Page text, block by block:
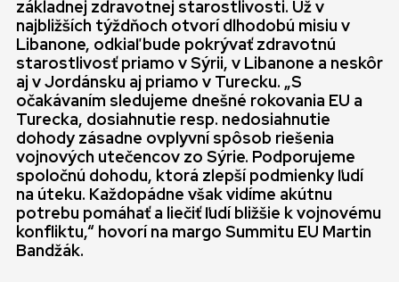
základnej zdravotnej starostlivosti. Už v
najbližších týždňoch otvorí dlhodobú misiu v
Libanone, odkiaľ bude pokrývať zdravotnú
starostlivosť priamo v Sýrii, v Libanone a neskôr
aj v Jordánsku aj priamo v Turecku. „S
očakávaním sledujeme dnešné rokovania EU a
Turecka, dosiahnutie resp. nedosiahnutie
dohody zásadne ovplyvní spôsob riešenia
vojnových utečencov zo Sýrie. Podporujeme
spoločnú dohodu, ktorá zlepší podmienky ľudí
na úteku. Každopádne však vidíme akútnu
potrebu pomáhať a liečiť ľudí bližšie k vojnovému
konfliktu,“ hovorí na margo Summitu EU Martin
Bandžák.